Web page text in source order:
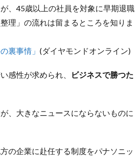
、45歳以上の社員を対象に早期退職
理」の流れは留まるところを知りま
裏事情」 (ダイヤモンドオンライン)
感性が求められ、
ビジネスで勝つた
、大きなニュースにならないものに
の企業に赴任する制度をパナソニッ